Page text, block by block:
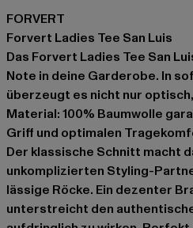
FORVERT
Forvert Ladies Tee San Luis
Das Forvert Ladies Tee San
Note in deine Garderobe. In
überzeugt es nicht nur
Material: 100% Baumwolle
Griff und optimalen
Der klassische Schnitt macht
unkomplizierten Styling-
lässige Röcke. Ein dezenter
unterstreicht den